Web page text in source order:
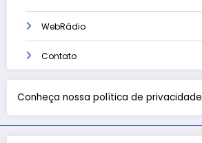
WebRádio
Contato
Conheça nossa política de privacidade